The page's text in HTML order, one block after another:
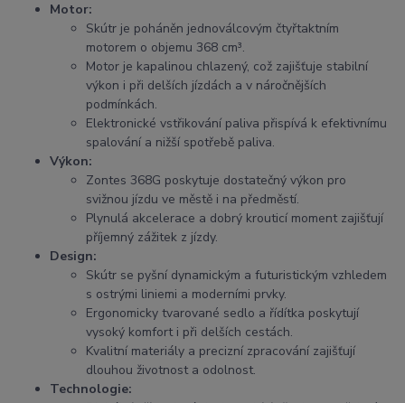
Motor:
Skútr je poháněn jednoválcovým čtyřtaktním
motorem o objemu 368 cm³.
Motor je kapalinou chlazený, což zajišťuje stabilní
výkon i při delších jízdách a v náročnějších
podmínkách.
Elektronické vstřikování paliva přispívá k efektivnímu
spalování a nižší spotřebě paliva.
Výkon:
Zontes 368G poskytuje dostatečný výkon pro
svižnou jízdu ve městě i na předměstí.
Plynulá akcelerace a dobrý krouticí moment zajišťují
příjemný zážitek z jízdy.
Design:
Skútr se pyšní dynamickým a futuristickým vzhledem
s ostrými liniemi a moderními prvky.
Ergonomicky tvarované sedlo a řídítka poskytují
vysoký komfort i při delších cestách.
Kvalitní materiály a precizní zpracování zajišťují
dlouhou životnost a odolnost.
Technologie: